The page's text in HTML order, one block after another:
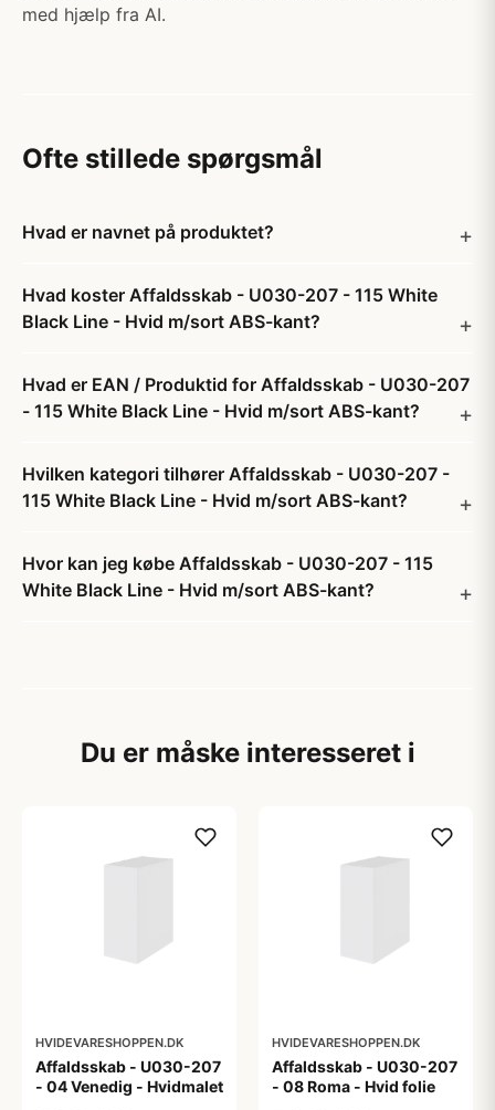
med hjælp fra AI.
Ofte stillede spørgsmål
Hvad er navnet på produktet?
Hvad koster Affaldsskab - U030-207 - 115 White
Black Line - Hvid m/sort ABS-kant?
Hvad er EAN / Produktid for Affaldsskab - U030-207
- 115 White Black Line - Hvid m/sort ABS-kant?
Hvilken kategori tilhører Affaldsskab - U030-207 -
115 White Black Line - Hvid m/sort ABS-kant?
Hvor kan jeg købe Affaldsskab - U030-207 - 115
White Black Line - Hvid m/sort ABS-kant?
Du er måske interesseret i
HVIDEVARESHOPPEN.DK
Affaldsskab - U030-207
- 04 Venedig - Hvidmalet
HVIDEVARESHOPPEN.DK
Affaldsskab - U030-207
- 08 Roma - Hvid folie